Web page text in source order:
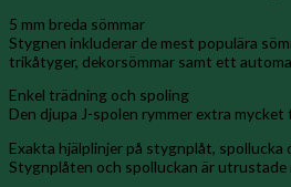
5 mm breda sömmar
Stygnen inkluderar de mest populära
trikåtyger, dekorsömmar samt ett
Enkel trädning och spoling
Den djupa J-spolen rymmer extra
Exakta hjälplinjer på stygnplåt, spollucka
Stygnplåten och spolluckan är utrustade